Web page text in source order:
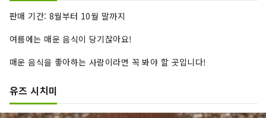
판매 기간: 8월부터 10월 말까지
여름에는 매운 음식이 당기잖아요!
매운 음식을 좋아하는 사람이라면 꼭 봐야 할 곳입니다!
유즈 시치미